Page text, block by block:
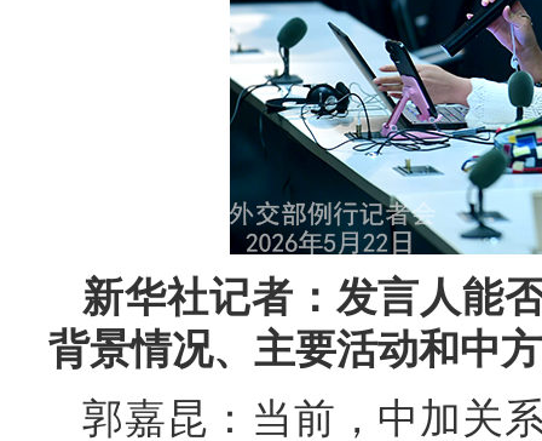
新华社记者：发言人能
背景情况、主要活动和中
郭嘉昆：当前，中加关